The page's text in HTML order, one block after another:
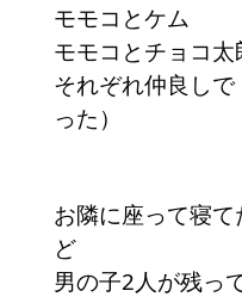
モモコとケム
モモコとチョコ太
それぞれ仲良し
った）
お隣に座って寝
ど
男の子2人が残っ